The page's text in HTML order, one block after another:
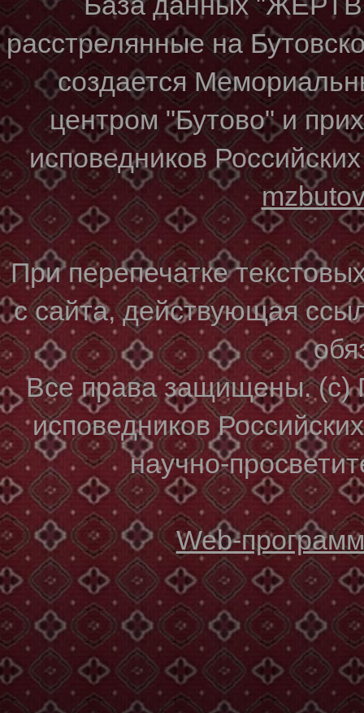
расстрелянные на
создается
центром "Бутово" и
исповедников
При перепечатке
с сайта, действующая
Все права защищены. (с)
исповедников
научно-
Web-